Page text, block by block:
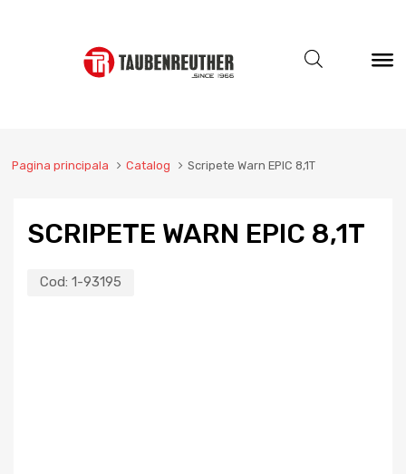
Pagina principala Catalog Scripete Warn EPIC 8,1T
SCRIPETE WARN EPIC 8,1T
Cod: 1-93195